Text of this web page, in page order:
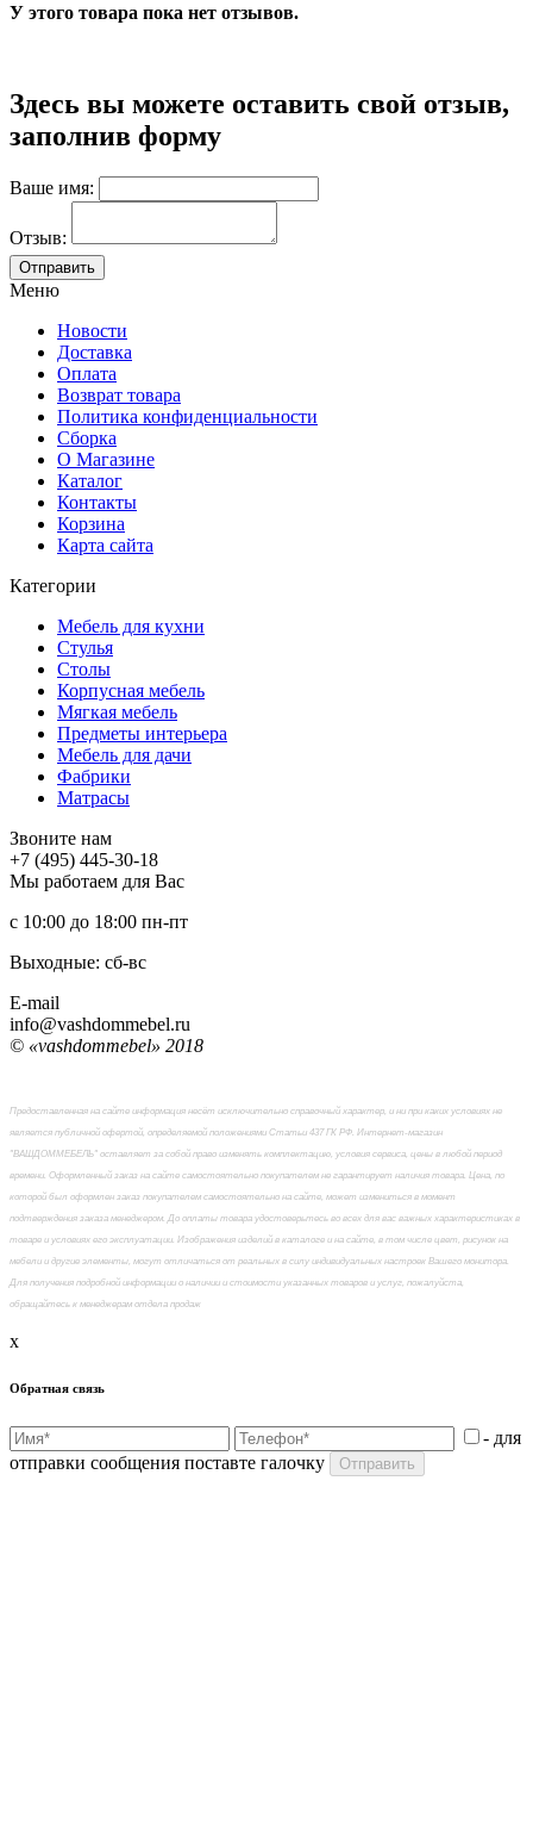
У этого товара пока нет отзывов.
Здесь вы можете оставить свой отзыв,
заполнив форму
Ваше имя:
Отзыв:
Меню
Новости
Доставка
Оплата
Возврат товара
Политика конфиденциальности
Сборка
О Магазине
Каталог
Контакты
Корзина
Карта сайта
Категории
Мебель для кухни
Стулья
Столы
Корпусная мебель
Мягкая мебель
Предметы интерьера
Мебель для дачи
Фабрики
Матраcы
Звоните нам
+7 (495) 445-30-18
Мы работаем для Вас
с 10:00 до 18:00 пн-пт
Выходные: сб-вc
E-mail
info@vashdommebel.ru
© «vashdommebel» 2018
Предоставленная на сайте информация несёт исключительно справочный характер, и ни при каких условиях не
является публичной офертой, определяемой положениями Статьи 437 ГК РФ. Интернет-магазин
"ВАШДОММЕБЕЛЬ" оставляет за собой право изменять комплектацию, условия сервиса, цены в любой период
времени. Оформленный заказ на сайте самостоятельно покупателем не гарантирует наличия товара. Цена, по
которой был оформлен заказ покупателем самостоятельно на сайте, может измениться в момент
подтверждения заказа менеджером. До оплаты товара удостоверьтесь во всех для вас важных характеристиках в
товаре и условиях его эксплуатации. Изображения изделий в каталоге и на сайте, в том числе цвет, рисунок на
мебели и другие элементы, могут отличаться от реальных в силу индивидуальных настроек Вашего монитора.
Для получения подробной информации о наличии и стоимости указанных товаров и услуг, пожалуйста,
обращайтесь к менеджерам отдела продаж
x
Обратная связь
- для
отправки сообщения поставте галочку